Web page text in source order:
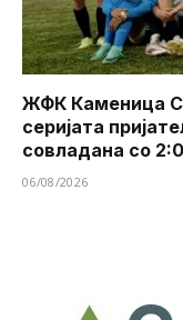
ЖФК Каменица
серијата
совладана со 2:0
06/08/2026